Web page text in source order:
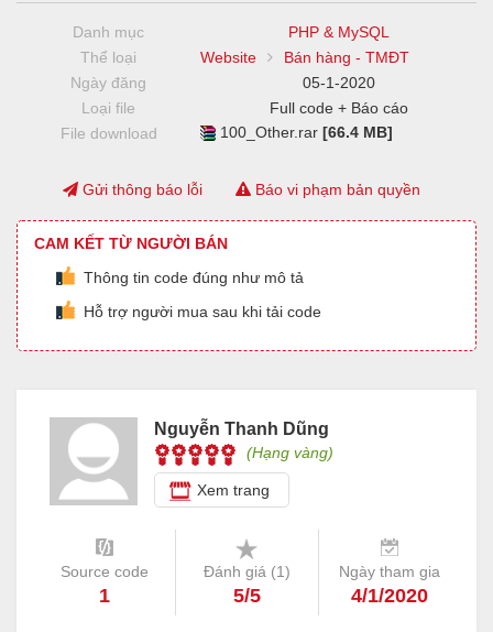
Danh mục
PHP & MySQL
Thể loại
Website
Bán hàng - TMĐT
Ngày đăng
05-1-2020
Loại file
Full code + Báo cáo
File download
100_Other.rar[66.4 MB]
Gửi thông báo lỗi Báo vi phạm bản quyền
CAM KẾT TỪ NGƯỜI BÁN
Thông tin code đúng như mô tả
Hỗ trợ người mua sau khi tải code
Nguyễn Thanh Dũng
(Hạng vàng)
Xem trang
Source code
1
Đánh giá (1)
5/5
Ngày tham gia
4/1/2020